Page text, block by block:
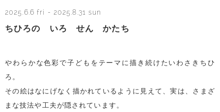
2025.6.6 fri - 2025.8.31 sun
ちひろの いろ せん かたち
やわらかな色彩で子どもをテーマに描き続けたいわさきちひ
ろ。
その絵はなにげなく描かれているように見えて、実は、さまざ
まな技法や工夫が隠されています。